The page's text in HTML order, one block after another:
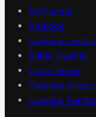
Mi Cuenta
Pedidos
Cambiar
Editar Cuenta
Lista Deseo
Cambiar
Cambiar